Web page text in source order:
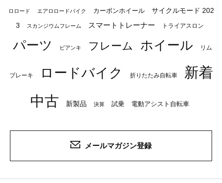
ロロード エアロロードバイク カーボンホイール
サイクルモード 202
3
スカンジウムフレーム スマートトレーナー トライアスロン
パーツ ビアンキ フレーム ホイール リム
ブレーキ ロードバイク 折りたたみ自転車
新着
中古
新製品 決算 試乗 電動アシスト自転車
メールマガジン登録